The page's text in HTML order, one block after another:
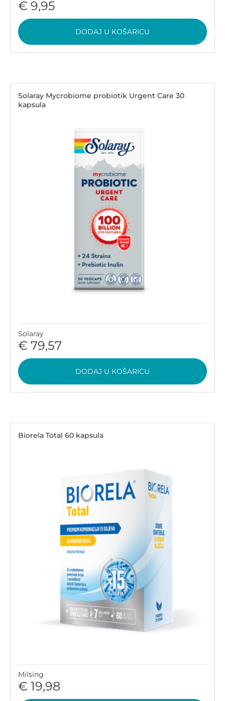
€ 9,95
DODAJ U KOŠARICU
Solaray Mycrobiome probiotik Urgent Care 30
kapsula
Solaray
€ 79,57
DODAJ U KOŠARICU
Biorela Total 60 kapsula
Milsing
€ 19,98